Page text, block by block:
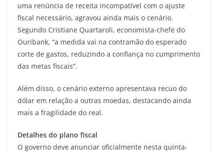
uma renúncia de receita incompatível com o ajuste
fiscal necessário, agravou ainda mais o cenário.
Segundo Cristiane Quartaroli, economista-chefe do
Ouribank, “a medida vai na contramão do esperado
corte de gastos, reduzindo a confiança no cumprimento
das metas fiscais”.
Além disso, o cenário externo apresentava recuo do
dólar em relação a outras moedas, destacando ainda
mais a fragilidade do real.
Detalhes do plano fiscal
O governo deve anunciar oficialmente nesta quinta-